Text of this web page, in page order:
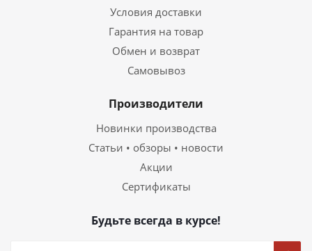
Условия доставки
Гарантия на товар
Обмен и возврат
Самовывоз
Производители
Новинки производства
Статьи • обзоры • новости
Акции
Сертификаты
Будьте всегда в курсе!